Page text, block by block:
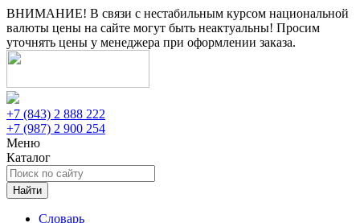
ВНИМАНИЕ! В связи с нестабильным курсом национальной
валюты цены на сайте могут быть неактуальны! Просим
уточнять цены у менеджера при оформлении заказа.
+7 (843) 2 888 222
+7 (987) 2 900 254
Меню
Каталог
Найти
Словарь